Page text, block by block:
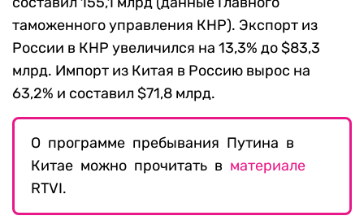
таможенного управления КНР). Экспорт из
России в КНР увеличился на 13,3% до $83,3
млрд. Импорт из Китая в Россию вырос на
63,2% и составил $71,8 млрд.
О программе пребывания Путина в
Китае можно прочитать в материале
RTVI.